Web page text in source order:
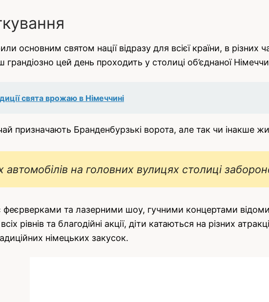
основним святом нації відразу для всієї країни, в різних
грандіозно цей день проходить у столиці об’єднаної
свята врожаю в Німеччині
призначають Бранденбурзькі ворота, але так чи інакше
на головних вулицях столиці
феєрверками та лазерними шоу, гучними концертами
рівнів та благодійні акції, діти катаються на різних
німецьких закусок.